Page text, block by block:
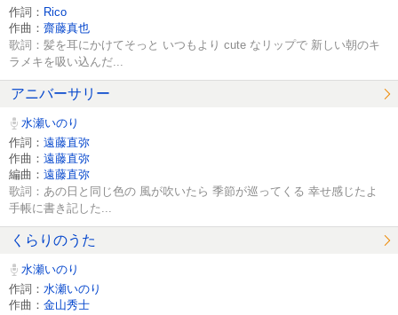
作詞： Rico
作曲： 齋藤真也
歌詞：髪を耳にかけてそっと いつもより cute なリップで 新しい朝のキ
ラメキを吸い込んだ...
アニバーサリー
水瀬いのり
作詞： 遠藤直弥
作曲： 遠藤直弥
編曲： 遠藤直弥
歌詞：あの日と同じ色の 風が吹いたら 季節が巡ってくる 幸せ感じたよ
手帳に書き記した...
くらりのうた
水瀬いのり
作詞： 水瀬いのり
作曲： 金山秀士